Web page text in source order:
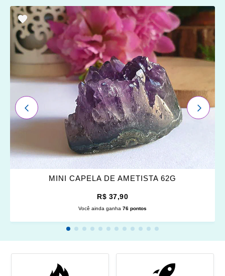
ADICIONAR
MINI CAPELA DE AMETISTA 62G
R$ 37,90
Você ainda ganha 76 pontos
ANTERIOR